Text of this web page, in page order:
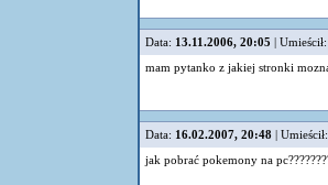
Data: 13.11.2006, 20:05 | Umieścił:
mam pytanko z jakiej stronki
Data: 16.02.2007, 20:48 | Umieścił:
jak pobrać pokemony na